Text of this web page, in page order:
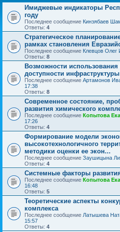
Имиджевые индикаторы
году
Последнее сообщение Кинзябаев
Ответы: 4
Стратегическое
рамках становления
Последнее сообщение Клевцов Олег
Ответы: 8
Возможности
доступности
Последнее сообщение Артамонов
17:38
Ответы: 8
Современное состояние,
развития химического
Последнее сообщение Копытова
17:26
Ответы: 4
Формирование модели
высокотехнологичного
методики оценки ее экон...
Последнее сообщение Заушицына
Ответы: 4
Системные факторы
Последнее сообщение Копытова
16:48
Ответы: 5
Теоретические аспекты
комплекса
Последнее сообщение Латышева
15:57
Ответы: 4